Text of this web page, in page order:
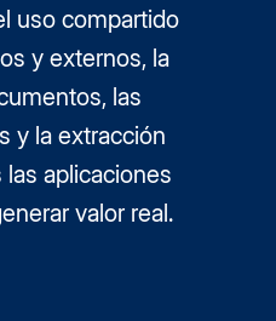
uso compartido
y externos, la
las
y la extracción
aplicaciones
valor real.